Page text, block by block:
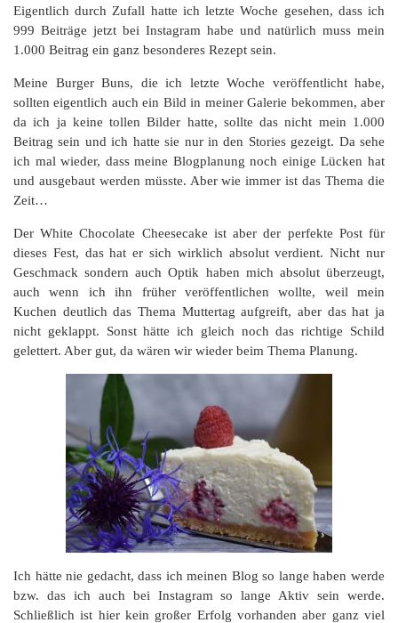
Eigentlich durch Zufall hatte ich letzte Woche gesehen, dass ich
999 Beiträge jetzt bei Instagram habe und natürlich muss mein
1.000 Beitrag ein ganz besonderes Rezept sein.
Meine Burger Buns, die ich letzte Woche veröffentlicht habe,
sollten eigentlich auch ein Bild in meiner Galerie bekommen, aber
da ich ja keine tollen Bilder hatte, sollte das nicht mein 1.000
Beitrag sein und ich hatte sie nur in den Stories gezeigt. Da sehe
ich mal wieder, dass meine Blogplanung noch einige Lücken hat
und ausgebaut werden müsste. Aber wie immer ist das Thema die
Zeit…
Der White Chocolate Cheesecake ist aber der perfekte Post für
dieses Fest, das hat er sich wirklich absolut verdient. Nicht nur
Geschmack sondern auch Optik haben mich absolut überzeugt,
auch wenn ich ihn früher veröffentlichen wollte, weil mein
Kuchen deutlich das Thema Muttertag aufgreift, aber das hat ja
nicht geklappt. Sonst hätte ich gleich noch das richtige Schild
gelettert. Aber gut, da wären wir wieder beim Thema Planung.
Ich hätte nie gedacht, dass ich meinen Blog so lange haben werde
bzw. das ich auch bei Instagram so lange Aktiv sein werde.
Schließlich ist hier kein großer Erfolg vorhanden aber ganz viel